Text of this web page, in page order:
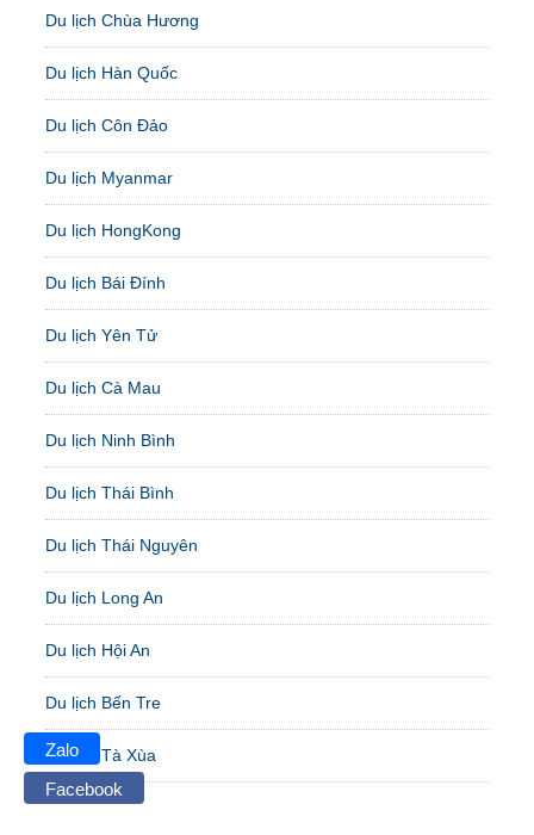
Du lịch Chùa Hương
Du lịch Hàn Quốc
Du lịch Côn Đảo
Du lịch Myanmar
Du lịch HongKong
Du lịch Bái Đính
Du lịch Yên Tử
Du lịch Cà Mau
Du lịch Ninh Bình
Du lịch Thái Bình
Du lịch Thái Nguyên
Du lịch Long An
Du lịch Hội An
Du lịch Bến Tre
Du lịch Tà Xùa
Zalo
Facebook